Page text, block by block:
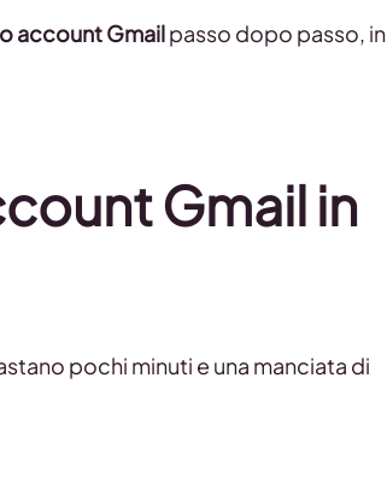
account Gmailpasso dopo passo, in
Gmail in
pochi minuti e una manciata di